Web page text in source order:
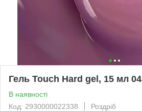
Гель Touch Hard gel, 15 мл 04
В наявності
Код: 2930000022338
Роздріб